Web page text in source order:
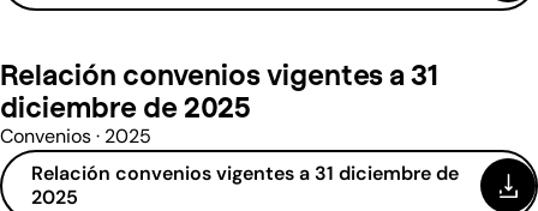
Relación convenios vigentes a 31
diciembre de 2025
Convenios · 2025
Relación convenios vigentes a 31 diciembre de
2025
(se abre en una nueva ventana)